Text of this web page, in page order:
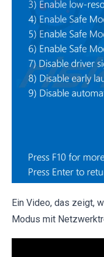
Ein Video, das zeigt,
Modus mit